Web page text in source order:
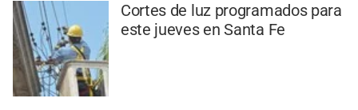
Cortes de luz programados para
este jueves en Santa Fe